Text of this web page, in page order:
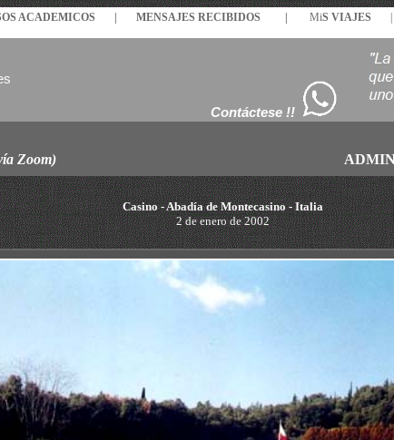
ACADEMICOS | MENSAJES RECIBIDOS MiS VIAJES
Contáctese !!
Zoom)
Casino - Abadía de Montecasino - Italia
2 de enero de 2002